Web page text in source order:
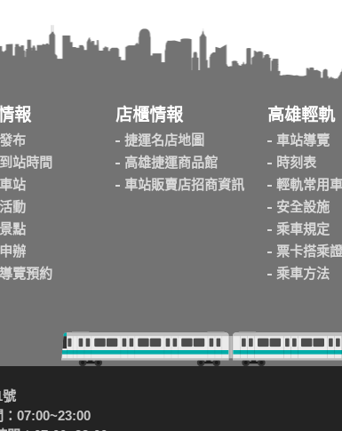
報
布
站時間
站
動
點
辦
覽預約
店櫃情報
捷運名店地圖
高雄捷運商品館
車站販賣店招商資訊
高雄輕軌
車站導覽
時刻表
輕軌常用
安全設施
乘車規定
票卡搭乘
乘車方法
號
07:00~23:00